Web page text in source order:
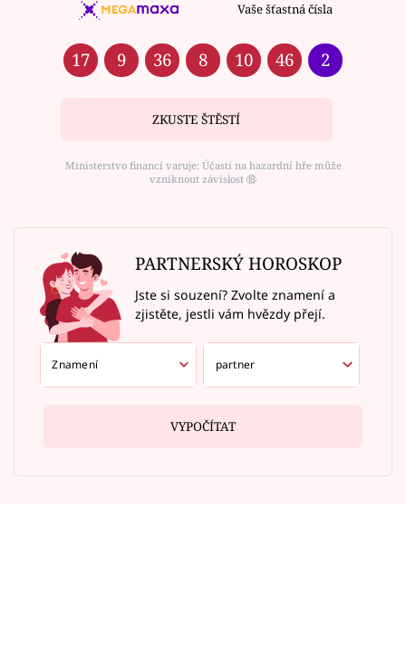
Vaše šťastná čísla
17 9 36 8 10 46 2
ZKUSTE ŠTĚSTÍ
Ministerstvo financí varuje: Účastí na hazardní hře může
vzniknout závislost ⑱
PARTNERSKÝ HOROSKOP
Jste si souzení? Zvolte znamení a
zjistěte, jestli vám hvězdy přejí.
VYPOČÍTAT